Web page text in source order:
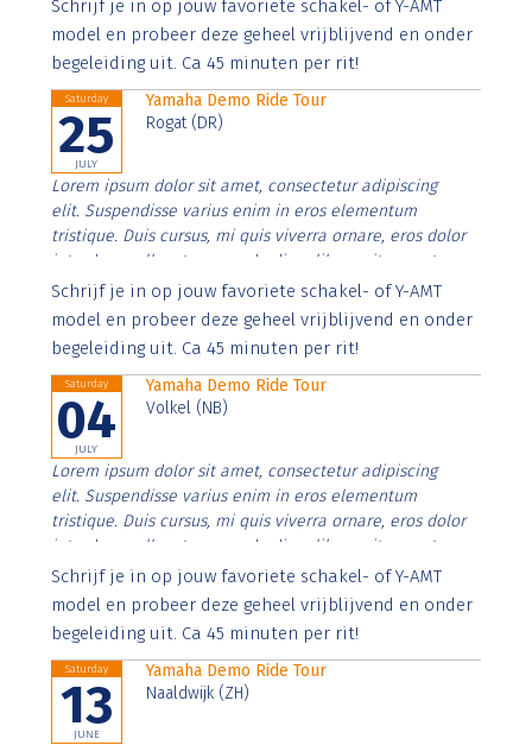
imperdiet. Nunc ut sem vitae risus tristique posuere.
Schrijf je in op jouw favoriete schakel- of Y-AMT
model en probeer deze geheel vrijblijvend en onder
begeleiding uit. Ca 45 minuten per rit!
Saturday
25
JULY
Yamaha Demo Ride Tour
Rogat (DR)
Lorem ipsum dolor sit amet, consectetur adipiscing
elit. Suspendisse varius enim in eros elementum
tristique. Duis cursus, mi quis viverra ornare, eros dolor
interdum nulla, ut commodo diam libero vitae erat.
Aenean faucibus nibh et justo cursus id rutrum lorem
imperdiet. Nunc ut sem vitae risus tristique posuere.
Schrijf je in op jouw favoriete schakel- of Y-AMT
model en probeer deze geheel vrijblijvend en onder
begeleiding uit. Ca 45 minuten per rit!
Saturday
04
JULY
Yamaha Demo Ride Tour
Volkel (NB)
Lorem ipsum dolor sit amet, consectetur adipiscing
elit. Suspendisse varius enim in eros elementum
tristique. Duis cursus, mi quis viverra ornare, eros dolor
interdum nulla, ut commodo diam libero vitae erat.
Aenean faucibus nibh et justo cursus id rutrum lorem
imperdiet. Nunc ut sem vitae risus tristique posuere.
Schrijf je in op jouw favoriete schakel- of Y-AMT
model en probeer deze geheel vrijblijvend en onder
begeleiding uit. Ca 45 minuten per rit!
Saturday
13
JUNE
Yamaha Demo Ride Tour
Naaldwijk (ZH)